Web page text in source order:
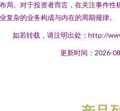
局。对于投资者而言，在关注事件性
复杂的业务构成与内在的周期规律。
如若转载，请注明出处：http://
更新时间：2026-